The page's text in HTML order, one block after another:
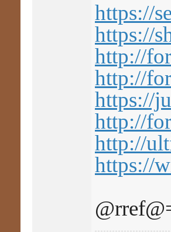
https://
https://
http://
http://
https://
http://
http://
https://